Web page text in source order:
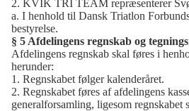
2. KVIK TRI TEAM repræsenterer
a. I henhold til Dansk Triatlon
bestyrelse.
§ 5 Afdelingens regnskab og
Afdelingens regnskab skal føres i
herunder:
1. Regnskabet følger kalenderåret.
2. Regnskabet føres af afdelingens
generalforsamling, ligesom regnskabet